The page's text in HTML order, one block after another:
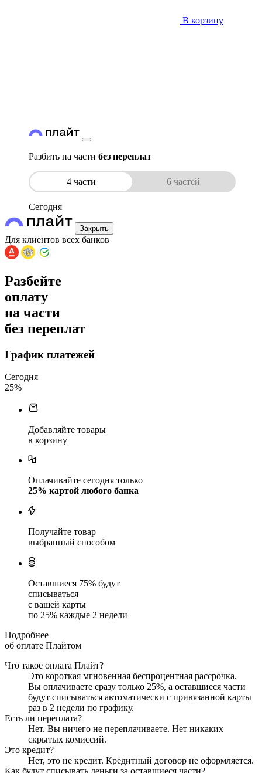
В корзину
Разбить на части без переплат
4 части 6 частей
Сегодня
Закрыть
Для клиентов всех банков
Разбейте
оплату
на части
без переплат
График платежей
Сегодня
25%
Добавляйте товары
в корзину
Оплачивайте сегодня только
25% картой любого банка
Получайте товар
выбранный способом
Оставшиеся 75% будут
списываться
с вашей карты
по 25% каждые 2 недели
Подробнее
об оплате Плайтом
Что такое оплата Плайт?
Это короткая мгновенная беспроцентная рассрочка.
Вы оплачиваете сразу только 25%, а оставшиеся части
будут списываться автоматически с привязанной карты
раз в 2 недели по графику.
Есть ли переплата?
Нет. Вы ничего не переплачиваете. Нет никаких
скрытых комиссий.
Это кредит?
Нет, это не кредит. Кредитный договор не оформляется.